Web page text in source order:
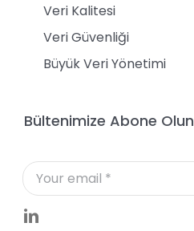
Veri Kalitesi
Veri Güvenliği
Büyük Veri Yönetimi
Bültenimize Abone Olun